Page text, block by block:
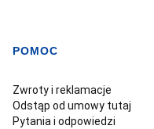
Linki w stopce
POMOC
Zwroty i reklamacje
Odstąp od umowy tutaj
Pytania i odpowiedzi